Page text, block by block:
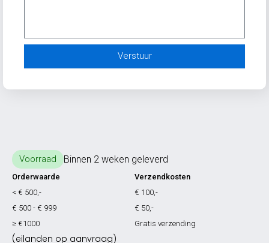
Verstuur
Voorraad Binnen 2 weken geleverd
Orderwaarde
Verzendkosten
< € 500,-
€ 100,-
€ 500 - € 999
€ 50,-
≥ €1000
Gratis verzending
(eilanden op aanvraag)